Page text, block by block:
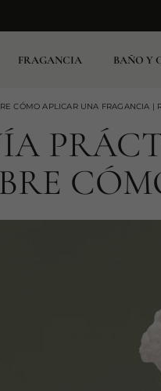
FRAGANCIA BAÑO Y
CÓMO APLICAR UNA FRAGANCIA |